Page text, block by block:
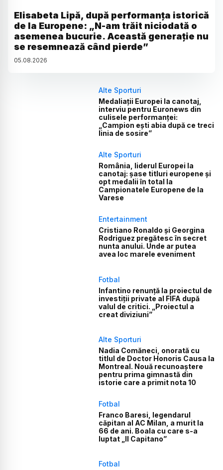
Elisabeta Lipă, după performanța istorică
de la Europene: „N-am trăit niciodată o
asemenea bucurie. Această generație nu
se resemnează când pierde”
05.08.2026
Alte Sporturi
Medaliații Europei la canotaj,
interviu pentru Euronews din
culisele performanței:
„Campion ești abia după ce treci
linia de sosire”
Alte Sporturi
România, liderul Europei la
canotaj: șase titluri europene și
opt medalii în total la
Campionatele Europene de la
Varese
Entertainment
Cristiano Ronaldo și Georgina
Rodriguez pregătesc în secret
nunta anului. Unde ar putea
avea loc marele eveniment
Fotbal
Infantino renunță la proiectul de
investiții private al FIFA după
valul de critici. „Proiectul a
creat diviziuni”
Alte Sporturi
Nadia Comăneci, onorată cu
titlul de Doctor Honoris Causa la
Montreal. Nouă recunoaștere
pentru prima gimnastă din
istorie care a primit nota 10
Fotbal
Franco Baresi, legendarul
căpitan al AC Milan, a murit la
66 de ani. Boala cu care s-a
luptat „Il Capitano”
Fotbal